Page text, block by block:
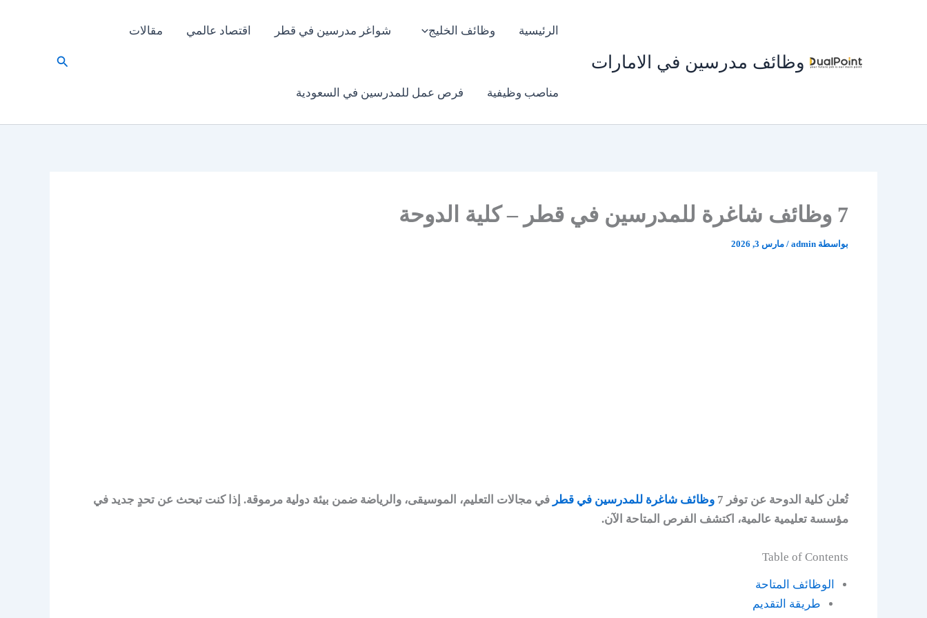
وظائف مدرسين في الامارات
الرئيسية وظائف الخليج شواغر مدرسين في قطر اقتصاد عالمي مقالات
مناصب وظيفية فرص عمل للمدرسين في السعودية
البحث
7 وظائف شاغرة للمدرسين في قطر – كلية الدوحة
بواسطة admin
/مارس 3, 2026
تُعلن كلية الدوحة عن توفر 7 وظائف شاغرة للمدرسين في قطر في مجالات التعليم، الموسيقى، والرياضة ضمن بيئة دولية مرموقة. إذا كنت تبحث عن تحدٍ جديد في
مؤسسة تعليمية عالمية، اكتشف الفرص المتاحة الآن.
Table of Contents
الوظائف المتاحة
طريقة التقديم